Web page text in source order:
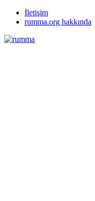
İletişim
rumma.org hakkında